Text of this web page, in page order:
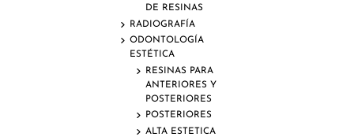
DE RESINAS
RADIOGRAFÍA
ODONTOLOGÍA
ESTÉTICA
RESINAS PARA
ANTERIORES Y
POSTERIORES
POSTERIORES
ALTA ESTETICA